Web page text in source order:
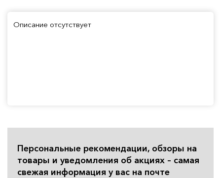
Описание отсутствует
Персональные рекомендации, обзоры на
товары и уведомления об акциях – самая
свежая информация у вас на почте